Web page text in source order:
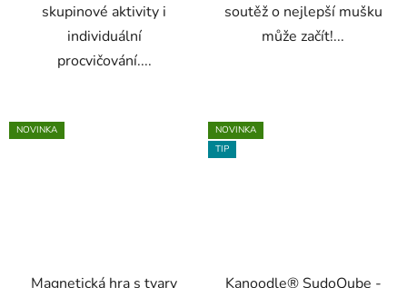
skupinové aktivity i
individuální
procvičování....
soutěž o nejlepší mušku
může začít!...
NOVINKA
Magnetická hra s tvary
NOVINKA
TIP
Kanoodle® SudoQube -